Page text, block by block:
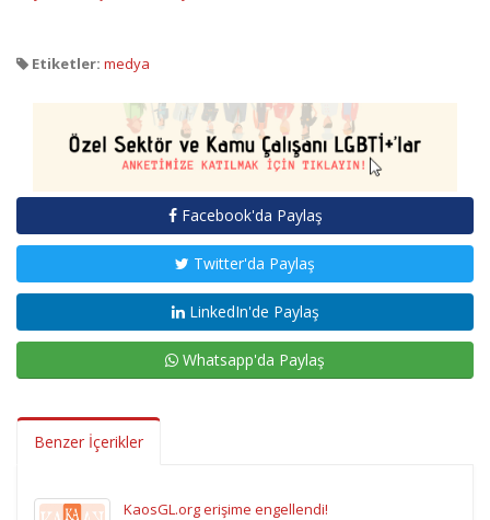
Etiketler: medya
Facebook'da Paylaş
Twitter'da Paylaş
LinkedIn'de Paylaş
Whatsapp'da Paylaş
Benzer İçerikler
KaosGL.org erişime engellendi!